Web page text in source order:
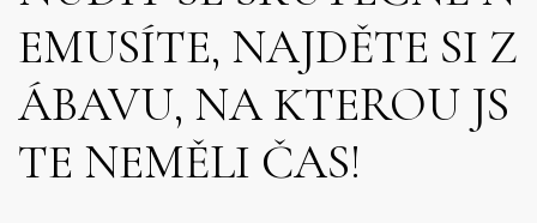
EMUSÍTE, NAJDĚTE SI Z
ÁBAVU, NA KTEROU JS
TE NEMĚLI ČAS!